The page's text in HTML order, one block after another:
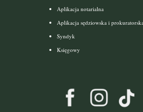
Aplikacja notarialna
Aplikacja sędziowska i
Syndyk
Księgowy